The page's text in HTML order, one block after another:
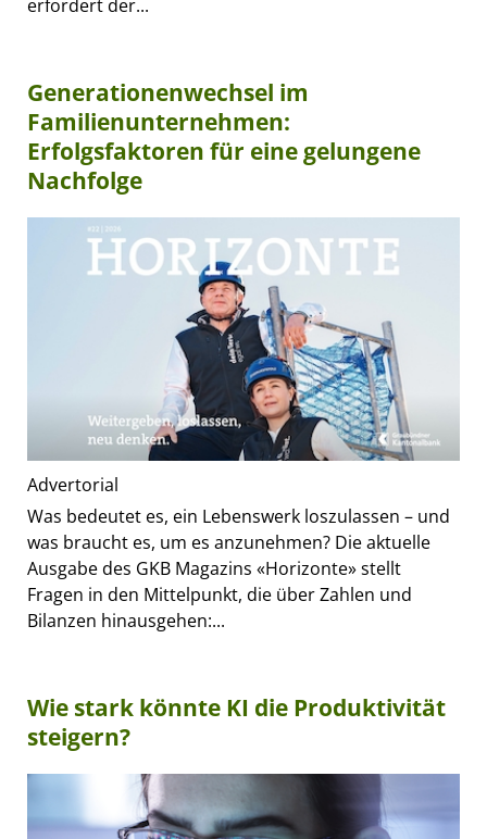
erfordert der...
Generationenwechsel im
Familienunternehmen:
Erfolgsfaktoren für eine gelungene
Nachfolge
Advertorial
Was bedeutet es, ein Lebenswerk loszulassen – und
was braucht es, um es anzunehmen? Die aktuelle
Ausgabe des GKB Magazins «Horizonte» stellt
Fragen in den Mittelpunkt, die über Zahlen und
Bilanzen hinausgehen:...
Wie stark könnte KI die Produktivität
steigern?